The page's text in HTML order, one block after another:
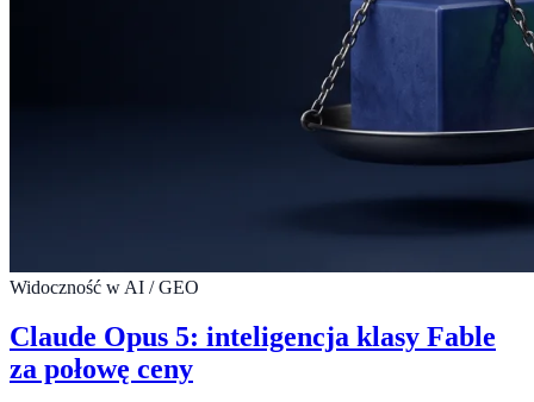
Widoczność w AI / GEO
Claude Opus 5: inteligencja klasy Fable
za połowę ceny